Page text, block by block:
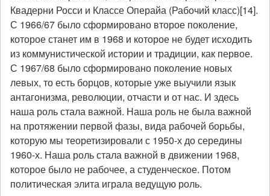
Квадерни Росси и Классе Операйа (Рабочий класс)[14].
С 1966/67 было сформировано второе поколение,
которое станет им в 1968 и которое не будет исходить
из коммунистической истории и традиции, как первое.
С 1967/68 было сформировано поколение новых
левых, то есть борцов, которые уже выучили язык
антагонизма, революции, отчасти и от нас. И здесь
наша роль стала важной. Наша роль не была важной
на протяжении первой фазы, вида рабочей борьбы,
которую мы теоретизировали с 1950-х до середины
1960-х. Наша роль стала важной в движении 1968,
которое было не рабочее, а студенческое. Потом
политическая элита играла ведущую роль.